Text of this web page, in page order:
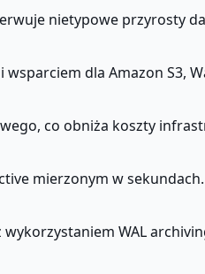
nietypowe przyrosty
dla Amazon S3,
co obniża koszty
mierzonym w sekundach.
WAL